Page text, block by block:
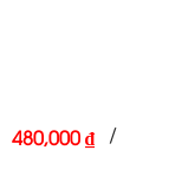
480,000 ₫ /